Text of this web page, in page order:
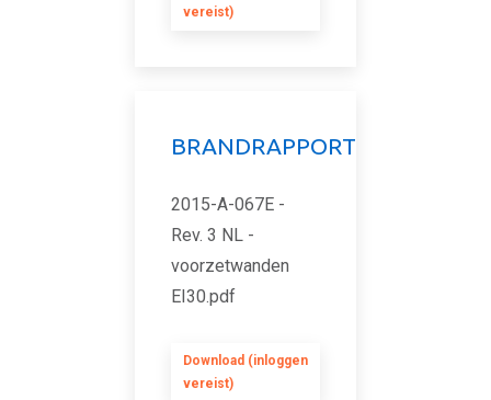
vereist)
BRANDRAPPORT
2015-A-067E -
Rev. 3 NL -
voorzetwanden
EI30.pdf
Download (inloggen
vereist)